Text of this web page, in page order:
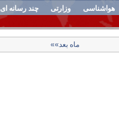
هواشناسی وزارتی چند رسانه ای
ماه بعد»»